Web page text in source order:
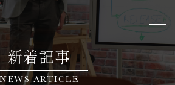
新着記事
NEWS ARTICLE